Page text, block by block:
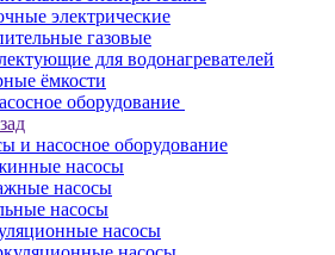
электрические
газовые
для водонагревателей
ёмкости
оборудование
и насосное оборудование
насосы
насосы
насосы
насосы